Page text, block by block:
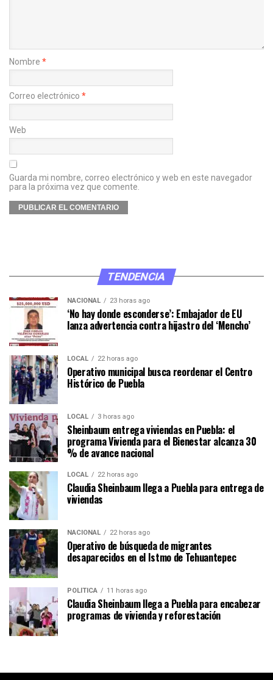
Nombre *
Correo electrónico *
Web
Guarda mi nombre, correo electrónico y web en este navegador
para la próxima vez que comente.
TENDENCIA
NACIONAL 23 horas ago
‘No hay donde esconderse’: Embajador de EU
lanza advertencia contra hijastro del ‘Mencho’
LOCAL 22 horas ago
Operativo municipal busca reordenar el Centro
Histórico de Puebla
LOCAL 3 horas ago
Sheinbaum entrega viviendas en Puebla: el
programa Vivienda para el Bienestar alcanza 30
% de avance nacional
LOCAL 22 horas ago
Claudia Sheinbaum llega a Puebla para entrega de
viviendas
NACIONAL 22 horas ago
Operativo de búsqueda de migrantes
desaparecidos en el Istmo de Tehuantepec
POLÍTICA 11 horas ago
Claudia Sheinbaum llega a Puebla para encabezar
programas de vivienda y reforestación